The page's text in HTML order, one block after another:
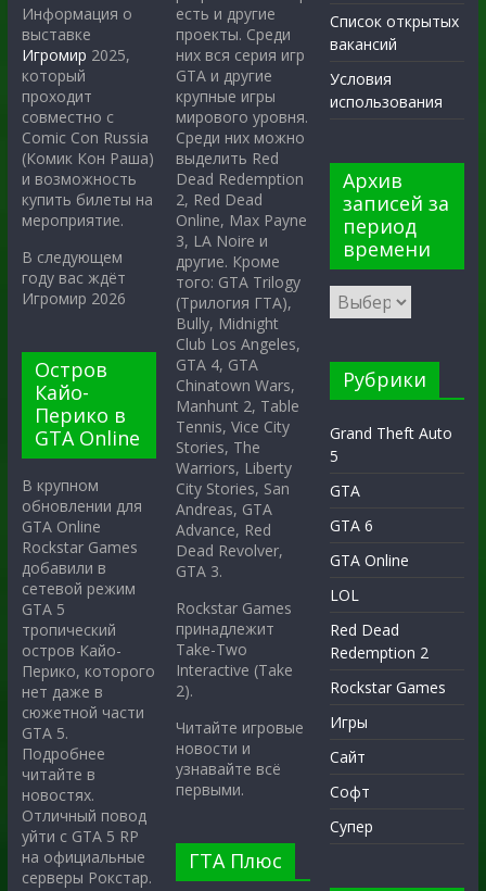
Информация о
выставке
Игромир 2025,
который
проходит
совместно с
Comic Con Russia
(Комик Кон Раша)
и возможность
купить билеты на
мероприятие.
В следующем
году вас ждёт
Игромир 2026
Остров
Кайо-
Перико в
GTA Online
В крупном
обновлении для
GTA Online
Rockstar Games
добавили в
сетевой режим
GTA 5
тропический
остров Кайо-
Перико, которого
нет даже в
сюжетной части
GTA 5.
Подробнее
читайте в
новостях.
Отличный повод
уйти с GTA 5 RP
на официальные
серверы Рокстар.
есть и другие
проекты. Среди
них вся серия игр
GTA и другие
крупные игры
мирового уровня.
Среди них можно
выделить Red
Dead Redemption
2, Red Dead
Online, Max Payne
3, LA Noire и
другие. Кроме
того: GTA Trilogy
(Трилогия ГТА),
Bully, Midnight
Club Los Angeles,
GTA 4, GTA
Chinatown Wars,
Manhunt 2, Table
Tennis, Vice City
Stories, The
Warriors, Liberty
City Stories, San
Andreas, GTA
Advance, Red
Dead Revolver,
GTA 3.
Rockstar Games
принадлежит
Take-Two
Interactive (Take
2).
Читайте игровые
новости и
узнавайте всё
первыми.
ГТА Плюс
Список открытых
вакансий
Условия
использования
Архив
записей за
период
времени
Рубрики
Grand Theft Auto
5
GTA
GTA 6
GTA Online
LOL
Red Dead
Redemption 2
Rockstar Games
Игры
Сайт
Софт
Супер